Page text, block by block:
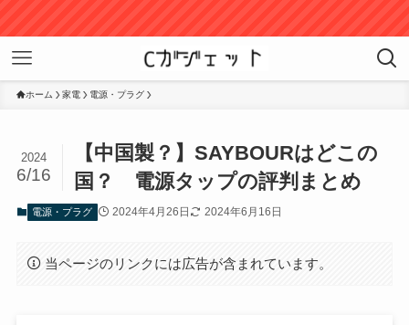
ホーム 家電 電源・プラグ
【中国製？】SAYBOURはどこの
国？ 電源タップの評判まとめ
2024
6/16
電源・プラグ 2024年4月26日 2024年6月16日
当ページのリンクには広告が含まれています。